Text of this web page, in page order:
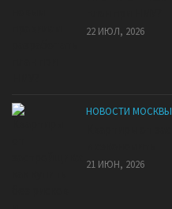
22 ИЮЛ, 2026
НОВОСТИ МОСКВЫ
21 ИЮН, 2026